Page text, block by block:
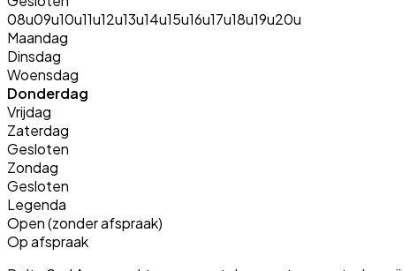
08u09u10u11u12u13u14u15u16u17u18u19u20u
Maandag
Dinsdag
Woensdag
Donderdag
Vrijdag
Zaterdag
Gesloten
Zondag
Gesloten
Legenda
Open (zonder afspraak)
Op afspraak